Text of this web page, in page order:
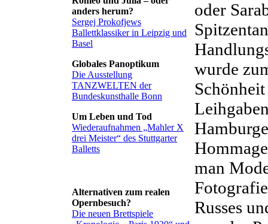
anders herum?
Sergej Prokofjews
Ballettklassiker in Leipzig und
Basel
Globales Panoptikum
Die Ausstellung
TANZWELTEN der
Bundeskunsthalle Bonn
Um Leben und Tod
Wiederaufnahmen „Mahler X
drei Meister“ des Stuttgarter
Balletts
Alternativen zum realen
Opernbesuch?
Die neuen Brettspiele
oder
wurde
man
Russes